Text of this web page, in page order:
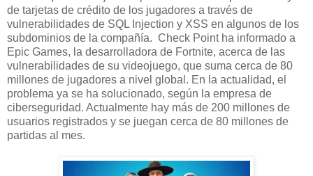
de tarjetas de crédito de los jugadores a través de
vulnerabilidades de SQL Injection y XSS en algunos de los
subdominios de la compañía. Check Point ha informado a
Epic Games, la desarrolladora de Fortnite, acerca de las
vulnerabilidades de su videojuego, que suma cerca de 80
millones de jugadores a nivel global. En la actualidad, el
problema ya se ha solucionado, según la empresa de
ciberseguridad. Actualmente hay más de 200 millones de
usuarios registrados y se juegan cerca de 80 millones de
partidas al mes.